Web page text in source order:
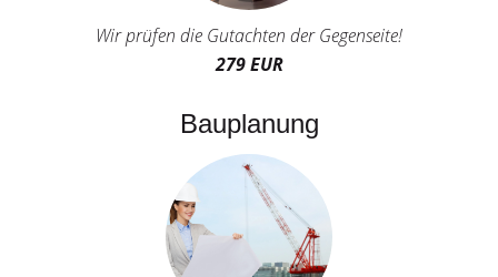
Wir prüfen die Gutachten der Gegenseite!
279 EUR
Bauplanung